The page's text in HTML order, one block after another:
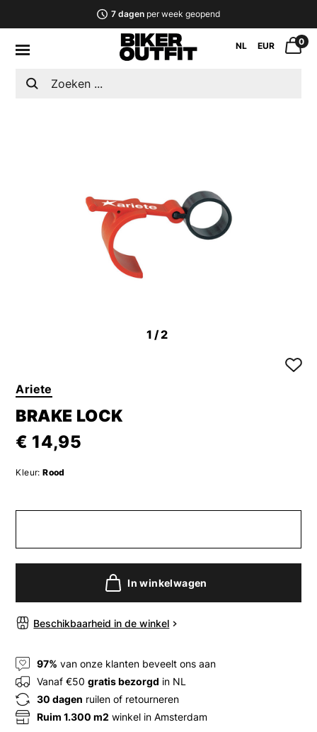
7 dagenper week geopend
NL EUR 0
1/2
Ariete
BRAKE LOCK
€ 14,95
Kleur: Rood
In winkelwagen
Beschikbaarheid in de winkel
97% van onze klanten beveelt ons aan
Vanaf €50gratis bezorgd in NL
30 dagen ruilen of retourneren
Ruim 1.300 m2 winkel in Amsterdam